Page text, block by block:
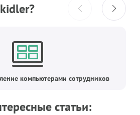
компьютерами сотрудников
статьи: